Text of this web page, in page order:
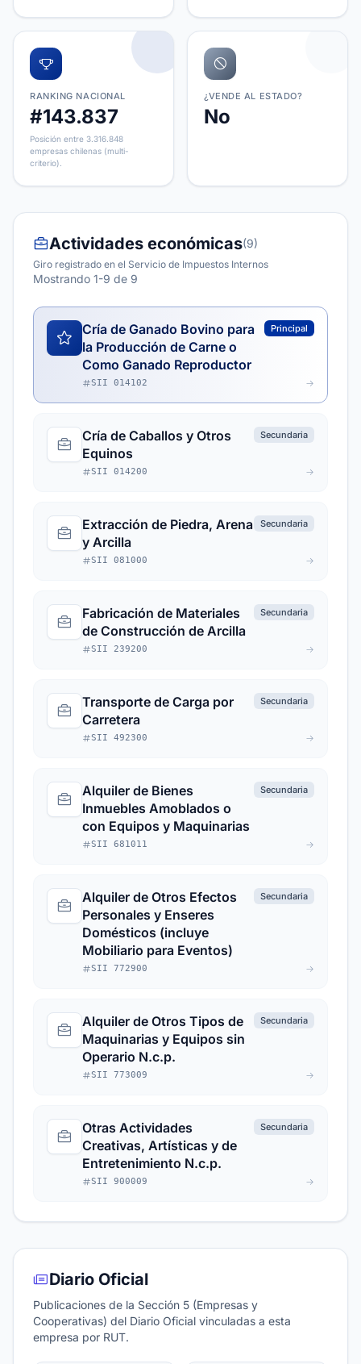
RANKING NACIONAL
#143.837
Posición entre 3.316.848
empresas chilenas (multi-
criterio).
¿VENDE AL ESTADO?
No
Actividades económicas(9)
Giro registrado en el Servicio de Impuestos Internos
Mostrando 1-9 de 9
Cría de Ganado Bovino para
la Producción de Carne o
Como Ganado Reproductor
Principal
SII 014102
Cría de Caballos y Otros
Equinos
Secundaria
SII 014200
Extracción de Piedra, Arena
y Arcilla
Secundaria
SII 081000
Fabricación de Materiales
de Construcción de Arcilla
Secundaria
SII 239200
Transporte de Carga por
Carretera
Secundaria
SII 492300
Alquiler de Bienes
Inmuebles Amoblados o
con Equipos y Maquinarias
Secundaria
SII 681011
Alquiler de Otros Efectos
Personales y Enseres
Domésticos (incluye
Mobiliario para Eventos)
Secundaria
SII 772900
Alquiler de Otros Tipos de
Maquinarias y Equipos sin
Operario N.c.p.
Secundaria
SII 773009
Otras Actividades
Creativas, Artísticas y de
Entretenimiento N.c.p.
Secundaria
SII 900009
Diario Oficial
Publicaciones de la Sección 5 (Empresas y
Cooperativas) del Diario Oficial vinculadas a esta
empresa por RUT.